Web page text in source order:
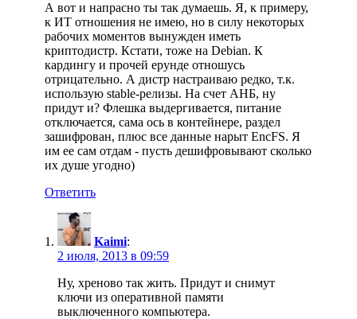
А вот и напрасно ты так думаешь. Я, к примеру,
к ИТ отношения не имею, но в силу некоторых
рабочих моментов вынужден иметь
криптодистр. Кстати, тоже на Debian. К
кардингу и прочей ерунде отношусь
отрицательно. А дистр настраиваю редко, т.к.
использую stable-релизы. На счет АНБ, ну
придут и? Флешка выдергивается, питание
отключается, сама ось в контейнере, раздел
зашифрован, плюс все данные нарыт EncFS. Я
им ее сам отдам - пусть дешифровывают сколько
их душе угодно)
Ответить
Kaimi:
2 июля, 2013 в 09:59
Ну, хреново так жить. Придут и снимут
ключи из оперативной памяти
выключенного компьютера.